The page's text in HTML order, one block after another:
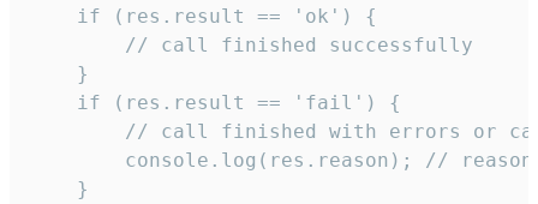
    if (res.result == 'ok') {
        // call finished successfully
    }
    if (res.result == 'fail') {
// call finished with errors or
console.log(res.reason); //
    }